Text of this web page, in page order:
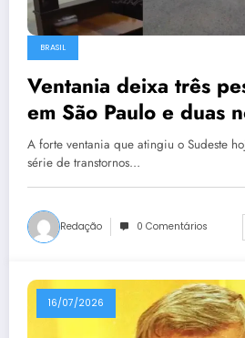
BRASIL
Ventania deixa três
em São Paulo e duas
A forte ventania que atingiu o Sudeste
série de transtornos…
Redação 0 Comentários
16/07/2026